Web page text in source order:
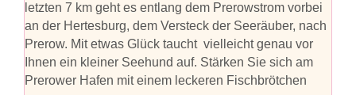
letzten 7 km geht es entlang dem Prerowstrom vorbei
an der Hertesburg, dem Versteck der Seeräuber, nach
Prerow. Mit etwas Glück taucht vielleicht genau vor
Ihnen ein kleiner Seehund auf. Stärken Sie sich am
Prerower Hafen mit einem leckeren Fischbrötchen